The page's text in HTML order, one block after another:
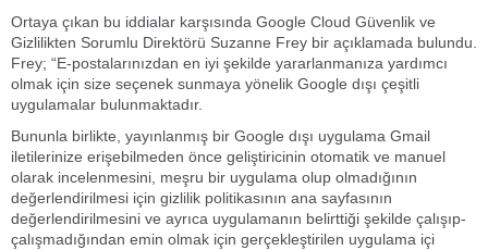
Ortaya çıkan bu iddialar karşısında Google Cloud Güvenlik ve
Gizlilikten Sorumlu Direktörü Suzanne Frey bir açıklamada bulundu.
Frey; “E-postalarınızdan en iyi şekilde yararlanmanıza yardımcı
olmak için size seçenek sunmaya yönelik Google dışı çeşitli
uygulamalar bulunmaktadır.
Bununla birlikte, yayınlanmış bir Google dışı uygulama Gmail
iletilerinize erişebilmeden önce geliştiricinin otomatik ve manuel
olarak incelenmesini, meşru bir uygulama olup olmadığının
değerlendirilmesi için gizlilik politikasının ana sayfasının
değerlendirilmesini ve ayrıca uygulamanın belirttiği şekilde çalışıp-
çalışmadığından emin olmak için gerçekleştirilen uygulama içi